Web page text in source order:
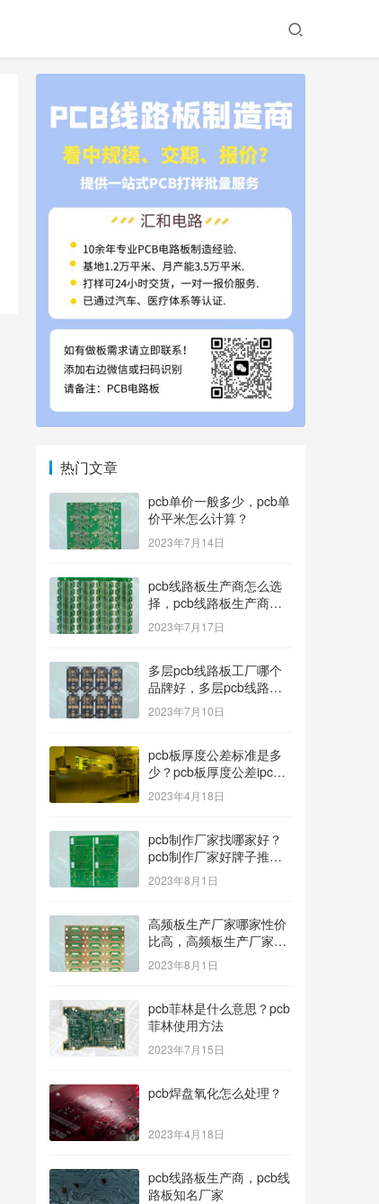
热门文章
pcb单价一般多少，pcb单
价平米怎么计算？
2023年7月14日
pcb线路板生产商怎么选
择，pcb线路板生产商找
哪家好？
2023年7月17日
多层pcb线路板工厂哪个
品牌好，多层pcb线路板
厂家哪家产品好？
2023年7月10日
pcb板厚度公差标准是多
少？pcb板厚度公差ipc标
准
2023年4月18日
pcb制作厂家找哪家好？
pcb制作厂家好牌子推
荐！
2023年8月1日
高频板生产厂家哪家性价
比高，高频板生产厂家哪
个公司的好？
2023年8月1日
pcb菲林是什么意思？pcb
菲林使用方法
2023年7月15日
pcb焊盘氧化怎么处理？
2023年4月18日
pcb线路板生产商，pcb线
路板知名厂家